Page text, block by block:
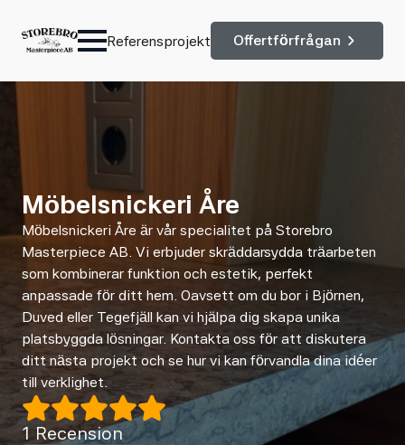
Referensprojekt Offertförfrågan
Möbelsnickeri Åre
Möbelsnickeri Åre är vår specialitet på Storebro
Masterpiece AB. Vi erbjuder skräddarsydda träarbeten
som kombinerar funktion och estetik, perfekt
anpassade för ditt hem. Oavsett om du bor i Björnen,
Duved eller Tegefjäll kan vi hjälpa dig skapa unika
platsbyggda lösningar. Kontakta oss för att diskutera
ditt nästa projekt och se hur vi kan förvandla dina idéer
till verklighet.
1 Recension